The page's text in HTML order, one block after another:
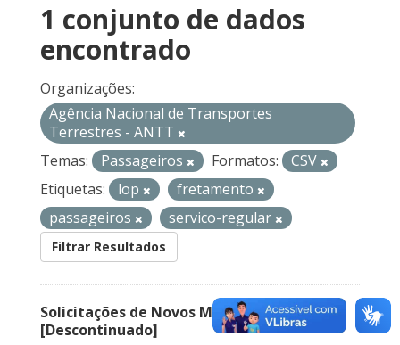
1 conjunto de dados
encontrado
Organizações:
Agência Nacional de Transportes
Terrestres - ANTT
Temas:
Passageiros Formatos:
CSV
Etiquetas:
lop
fretamento
passageiros
servico-regular
Filtrar Resultados
Solicitações de Novos Mercados
[Descontinuado]